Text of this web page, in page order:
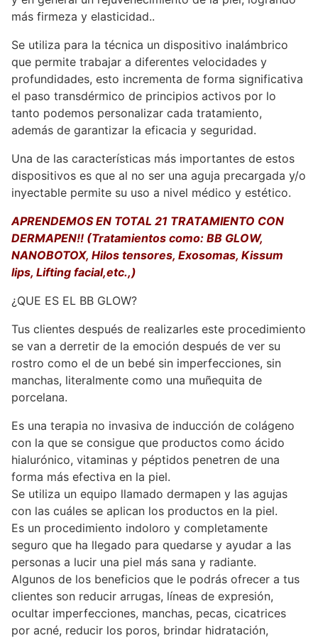
más firmeza y elasticidad..
Se utiliza para la técnica un dispositivo inalámbrico
que permite trabajar a diferentes velocidades y
profundidades, esto incrementa de forma significativa
el paso transdérmico de principios activos por lo
tanto podemos personalizar cada tratamiento,
además de garantizar la eficacia y seguridad.
Una de las características más importantes de estos
dispositivos es que al no ser una aguja precargada y/o
inyectable permite su uso a nivel médico y estético.
APRENDEMOS EN TOTAL 21 TRATAMIENTO CON
DERMAPEN!! (Tratamientos como: BB GLOW,
NANOBOTOX, Hilos tensores, Exosomas, Kissum
lips, Lifting facial,etc.,)
¿QUE ES EL BB GLOW?
Tus clientes después de realizarles este procedimiento
se van a derretir de la emoción después de ver su
rostro como el de un bebé sin imperfecciones, sin
manchas, literalmente como una muñequita de
porcelana.
Es una terapia no invasiva de inducción de colágeno
con la que se consigue que productos como ácido
hialurónico, vitaminas y péptidos penetren de una
forma más efectiva en la piel.
Se utiliza un equipo llamado dermapen y las agujas
con las cuáles se aplican los productos en la piel.
Es un procedimiento indoloro y completamente
seguro que ha llegado para quedarse y ayudar a las
personas a lucir una piel más sana y radiante.
Algunos de los beneficios que le podrás ofrecer a tus
clientes son reducir arrugas, líneas de expresión,
ocultar imperfecciones, manchas, pecas, cicatrices
por acné, reducir los poros, brindar hidratación,